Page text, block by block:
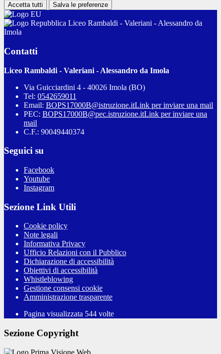
Accetta tutti Salva le preferenze
Liceo Rambaldi - Valeriani - Alessandro da
Imola
Contatti
Liceo Rambaldi - Valeriani - Alessandro da Imola
Via Guicciardini 4 - 40026 Imola (BO)
Tel: 0542659011
Email: BOPS17000B@istruzione.itLink per inviare una mail
PEC: BOPS17000B@pec.istruzione.itLink per inviare una
mail
C.F.: 90049440374
Seguici su
Facebook
Youtube
Instagram
Sezione Link Utili
Cookie policy
Note legali
Informativa Privacy
Ufficio Relazioni con il Pubblico
Dichiarazione di accessibilità
Obiettivi di accessibilità
Whistleblowing
Gestione consensi cookie
Amministrazione trasparente
Pagina visualizzata 544 volte
Sezione Copyright